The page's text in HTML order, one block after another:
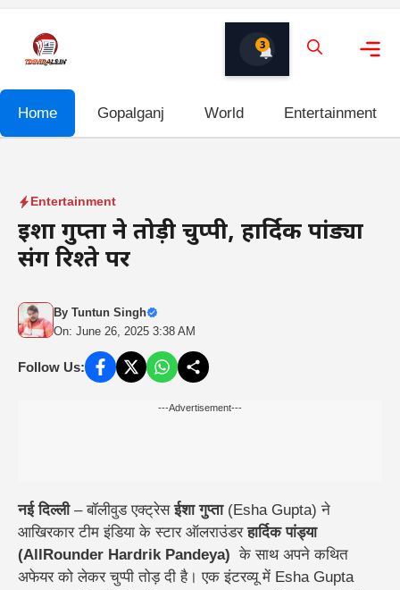
content
3
Home Gopalganj World Entertainment
Entertainment
ईशा गुप्ता ने तोड़ी चुप्पी, हार्दिक पांड्या
संग रिश्ते पर
By Tuntun Singh
On: June 26, 2025 3:38 AM
Follow Us:
---Advertisement---
नई दिल्ली– बॉलीवुड एक्ट्रेसईशा गुप्ता(Esha Gupta) ने
आखिरकार टीम इंडिया के स्टार ऑलराउंडरहार्दिक पांड्या
(AllRounder Hardrik Pandeya) के साथ अपने कथित
अफेयर को लेकर चुप्पी तोड़ दी है। एक इंटरव्यू में Esha Gupta